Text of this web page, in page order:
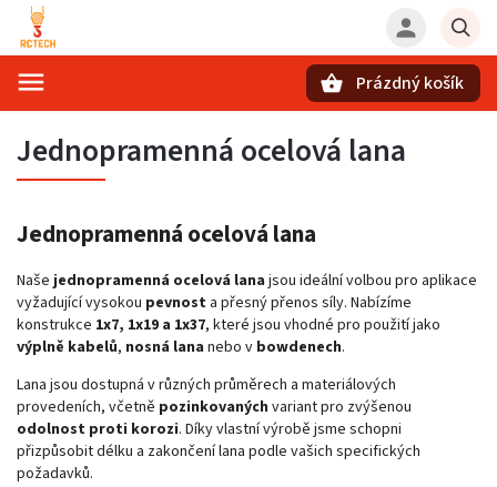
Prázdný košík
Jednopramenná ocelová lana
Jednopramenná ocelová lana
Našejednopramenná ocelová lana jsou ideální volbou pro aplikace
vyžadující vysokou pevnost a přesný přenos síly. Nabízíme
konstrukce 1x7, 1x19 a 1x37, které jsou vhodné pro použití jako
výplně kabelů, nosná lana nebo v bowdenech.
Lana jsou dostupná v různých průměrech a materiálových
provedeních, včetně pozinkovaných variant pro zvýšenou
odolnost proti korozi. Díky vlastní výrobě jsme schopni
přizpůsobit délku a zakončení lana podle vašich specifických
požadavků.